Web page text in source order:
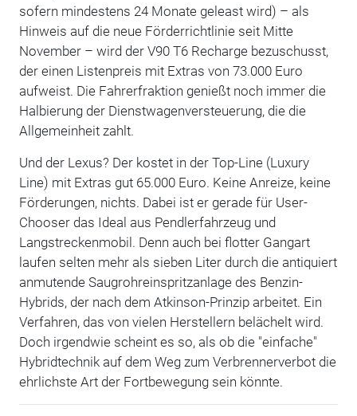
sofern mindestens 24 Monate geleast wird) – als
Hinweis auf die neue Förderrichtlinie seit Mitte
November – wird der V90 T6 Recharge bezuschusst,
der einen Listenpreis mit Extras von 73.000 Euro
aufweist. Die Fahrerfraktion genießt noch immer die
Halbierung der Dienstwagenversteuerung, die die
Allgemeinheit zahlt.
Und der Lexus? Der kostet in der Top-Line (Luxury
Line) mit Extras gut 65.000 Euro. Keine Anreize, keine
Förderungen, nichts. Dabei ist er gerade für User-
Chooser das Ideal aus Pendlerfahrzeug und
Langstreckenmobil. Denn auch bei flotter Gangart
laufen selten mehr als sieben Liter durch die antiquiert
anmutende Saugrohreinspritzanlage des Benzin-
Hybrids, der nach dem Atkinson-Prinzip arbeitet. Ein
Verfahren, das von vielen Herstellern belächelt wird.
Doch irgendwie scheint es so, als ob die "einfache"
Hybridtechnik auf dem Weg zum Verbrennerverbot die
ehrlichste Art der Fortbewegung sein könnte.